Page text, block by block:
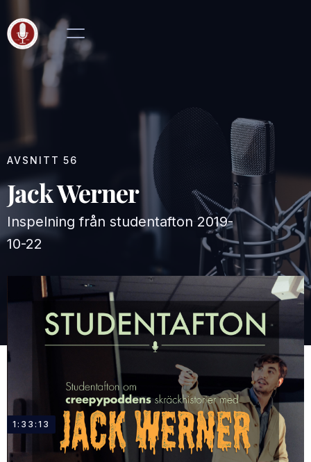
AVSNITT 56
Jack Werner
Inspelning från studentafton 2019-
10-22
1:33:13